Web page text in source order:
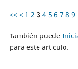
<< < 1 2 3 4 5 6 7 8 9
También puede
para este artículo.